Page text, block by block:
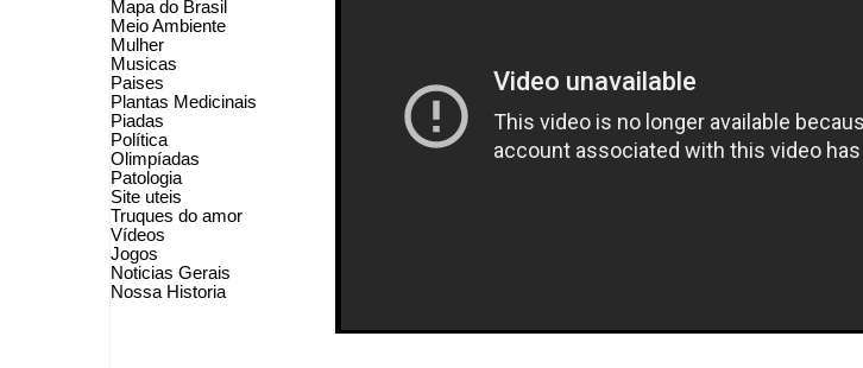
Mapa do Brasil
Meio Ambiente
Mulher
Musicas
Paises
Plantas Medicinais
Piadas
Política
Olimpíadas
Patologia
Site uteis
Truques do amor
Vídeos
Jogos
Noticias Gerais
Nossa Historia